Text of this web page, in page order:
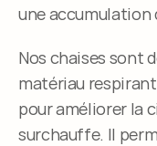
une accumulation
Nos chaises sont
matériau
pour améliorer la
surchauffe. Il